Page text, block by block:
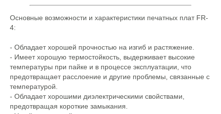
Основные возможности и характеристики печатных плат FR-
4:
- Обладает хорошей прочностью на изгиб и растяжение.
- Имеет хорошую термостойкость, выдерживает высокие
температуры при пайке и в процессе эксплуатации, что
предотвращает расслоение и другие проблемы, связанные с
температурой.
- Обладает хорошими диэлектрическими свойствами,
предотвращая короткие замыкания.